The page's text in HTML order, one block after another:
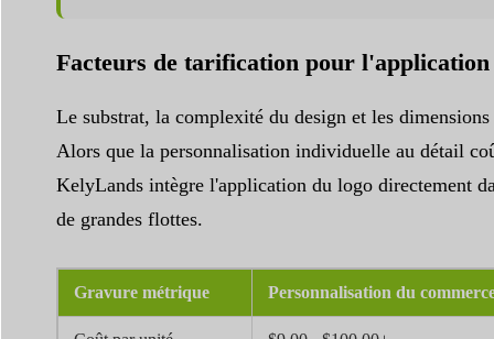
Facteurs de tarification pour
Le substrat, la complexité du design et les
Alors que la personnalisation individuelle au détail
KelyLands intègre l'application du logo directement
de grandes flottes.
Gravure métrique Personnalisation du